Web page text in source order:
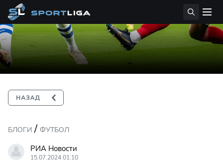
БЛОГИ / ФУТБОЛ
РИА Новости
15.07.2024 01:10